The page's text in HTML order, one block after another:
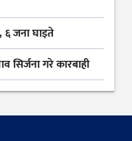
६ जना घाइते
सिर्जना गरे कारबाही